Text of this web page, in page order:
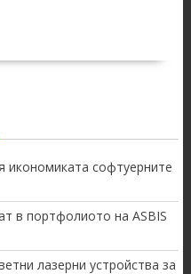
икономиката софтуерните
в портфолиото на ASBIS
лазерни устройства за